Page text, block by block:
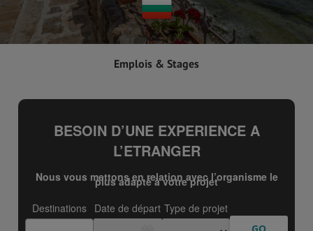
Emplois & Stages